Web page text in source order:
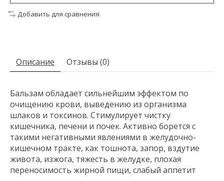
Добавить для сравнения
Описание Отзывы (0)
Бальзам обладает сильнейшим эффектом по
очищению крови, выведению из организма
шлаков и токсинов. Стимулирует чистку
кишечника, печени и почек. Активно борется с
такими негативными явлениями в желудочно-
кишечном тракте, как тошнота, запор, вздутие
живота, изжога, тяжесть в желудке, плохая
переносимость жирной пищи, слабый аппетит